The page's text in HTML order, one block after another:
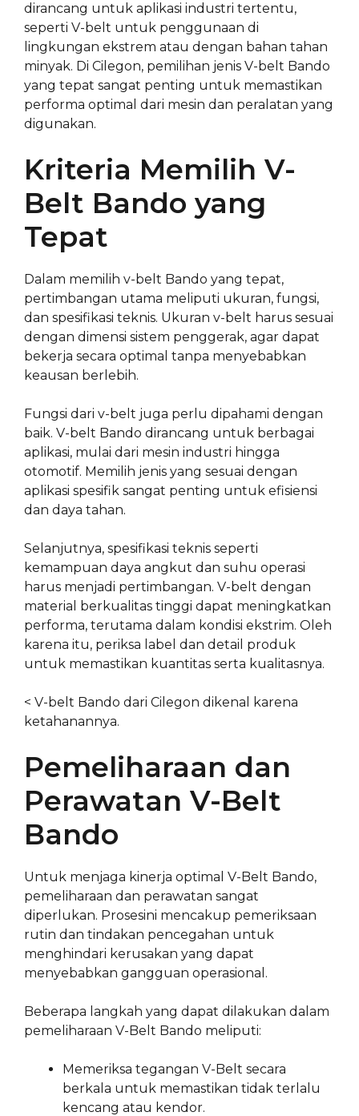
dirancang untuk aplikasi industri tertentu,
seperti V-belt untuk penggunaan di
lingkungan ekstrem atau dengan bahan tahan
minyak. Di Cilegon, pemilihan jenis V-belt Bando
yang tepat sangat penting untuk memastikan
performa optimal dari mesin dan peralatan yang
digunakan.
Kriteria Memilih V-
Belt Bando yang
Tepat
Dalam memilih v-belt Bando yang tepat,
pertimbangan utama meliputi ukuran, fungsi,
dan spesifikasi teknis. Ukuran v-belt harus sesuai
dengan dimensi sistem penggerak, agar dapat
bekerja secara optimal tanpa menyebabkan
keausan berlebih.
Fungsi dari v-belt juga perlu dipahami dengan
baik. V-belt Bando dirancang untuk berbagai
aplikasi, mulai dari mesin industri hingga
otomotif. Memilih jenis yang sesuai dengan
aplikasi spesifik sangat penting untuk efisiensi
dan daya tahan.
Selanjutnya, spesifikasi teknis seperti
kemampuan daya angkut dan suhu operasi
harus menjadi pertimbangan. V-belt dengan
material berkualitas tinggi dapat meningkatkan
performa, terutama dalam kondisi ekstrim. Oleh
karena itu, periksa label dan detail produk
untuk memastikan kuantitas serta kualitasnya.
< V-belt Bando dari Cilegon dikenal karena
ketahanannya.
Pemeliharaan dan
Perawatan V-Belt
Bando
Untuk menjaga kinerja optimal V-Belt Bando,
pemeliharaan dan perawatan sangat
diperlukan. Prosesini mencakup pemeriksaan
rutin dan tindakan pencegahan untuk
menghindari kerusakan yang dapat
menyebabkan gangguan operasional.
Beberapa langkah yang dapat dilakukan dalam
pemeliharaan V-Belt Bando meliputi:
Memeriksa tegangan V-Belt secara
berkala untuk memastikan tidak terlalu
kencang atau kendor.